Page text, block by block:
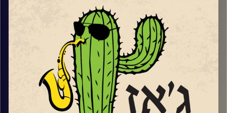
שהחלה ב – 2.6 ותסתיים ב – 8.9. שוחחנו עם שתיים
מהמוזיקאיות שיופיעו בסדרה.
עידית מינצר שתופיע ב 14.7
עם החמישייה בהובלתה שהופיעה לראשונה בפסטיבל הג'ז
ועם סלעית להב שתופיע
עם ההרכב הברזילאי שלה, "שורולה" ב 28.7
בהמשך לקראת שתי הופעות שלו בשבלול ג'אז בתל אביב
שוחחנו עם הפסנתרן טמיר הנדלמן שמגיע להשיק את אלבום